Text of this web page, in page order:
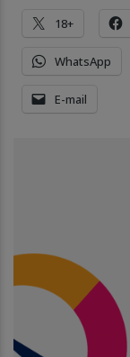
18+
WhatsApp
E-mail